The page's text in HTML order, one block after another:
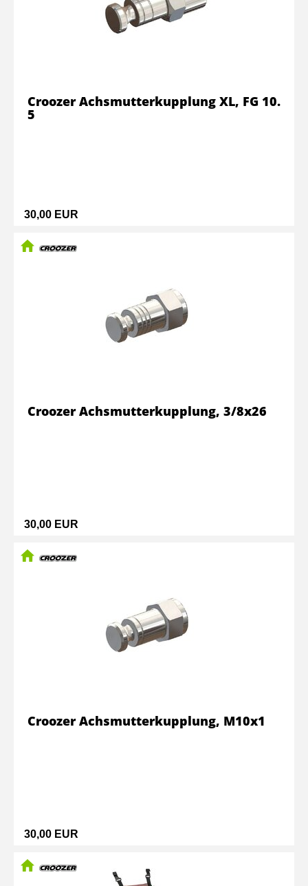
30,00 EUR
Croozer Achsmutterkupplung XL, FG 10.
5
30,00 EUR
Croozer Achsmutterkupplung, 3/8x26
30,00 EUR
Croozer Achsmutterkupplung, M10x1